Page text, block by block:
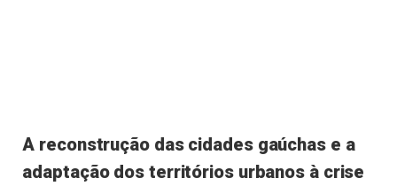
A reconstrução das cidades gaúchas e a
adaptação dos territórios urbanos à crise